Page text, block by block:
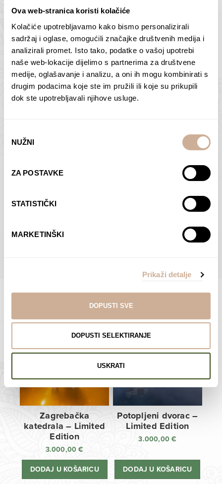
Ova web-stranica koristi kolačiće
Kolačiće upotrebljavamo kako bismo personalizirali
sadržaj i oglase, omogućili značajke društvenih medija i
analizirali promet. Isto tako, podatke o vašoj upotrebi
naše web-lokacije dijelimo s partnerima za društvene
medije, oglašavanje i analizu, a oni ih mogu kombinirati s
drugim podacima koje ste im pružili ili koje su prikupili
dok ste upotrebljavali njihove usluge.
pristanka
NUŽNI
ZA POSTAVKE
STATISTIČKI
MARKETINŠKI
Prikaži detalje
DOPUSTI SVE
DOPUSTI SELEKTIRANJE
USKRATI
Butan – ljudi 2
75,00€ – 138,00€Raspon
cijena:
od
75,00 €
138,00 €
ODABERI OPCIJE
Antarktika – krajolik
2
75,00€ – 138,00€Raspon
cijena:
od
ODABERI OPCIJE
Dolac
ODABERI OPCIJE
Moreškanti – sjena
€Raspon
od
75,00 €
do
138,00 €
ODABERI OPCIJE
POGLEDAJTE SVE PROIZVODE U OVOJ KATEGORIJI
Limited Edition Fotografije
Zagrebačka
katedrala – Limited
Edition
3.000,00€
DODAJ U KOŠARICU
Potopljeni dvorac –
Limited Edition
3.000,00€
DODAJ U KOŠARICU